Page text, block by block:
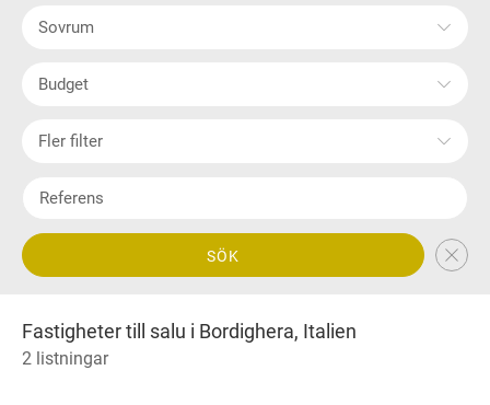
Sovrum
Budget
Fler filter
SÖK
Fastigheter till salu i Bordighera, Italien
2 listningar